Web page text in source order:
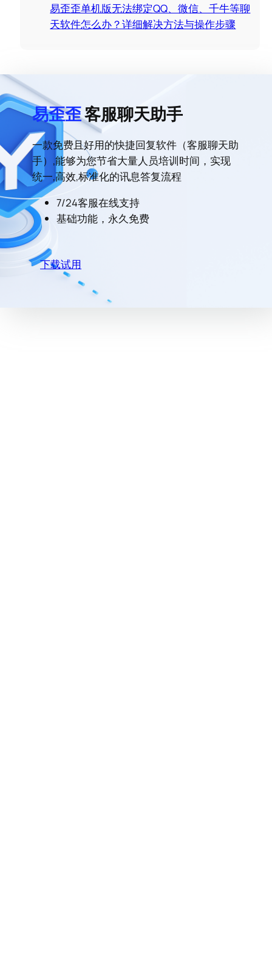
易歪歪单机版无法绑定QQ、微信、千牛等聊
天软件怎么办？详细解决方法与操作步骤
易歪歪客服聊天助手
一款免费且好用的快捷回复软件（客服聊天助
手）,能够为您节省大量人员培训时间，实现
统一,高效,标准化的讯息答复流程
7/24客服在线支持
基础功能，永久免费
下载试用